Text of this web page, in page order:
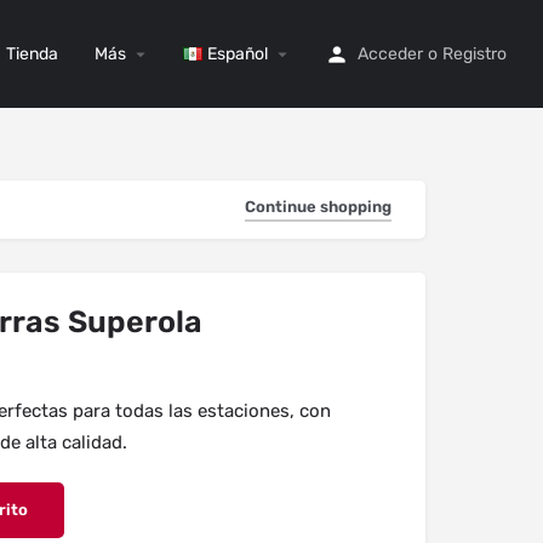
Tienda Más Español Acceder o Registro
Continue shopping
Superola
para todas las estaciones, con
alta calidad.